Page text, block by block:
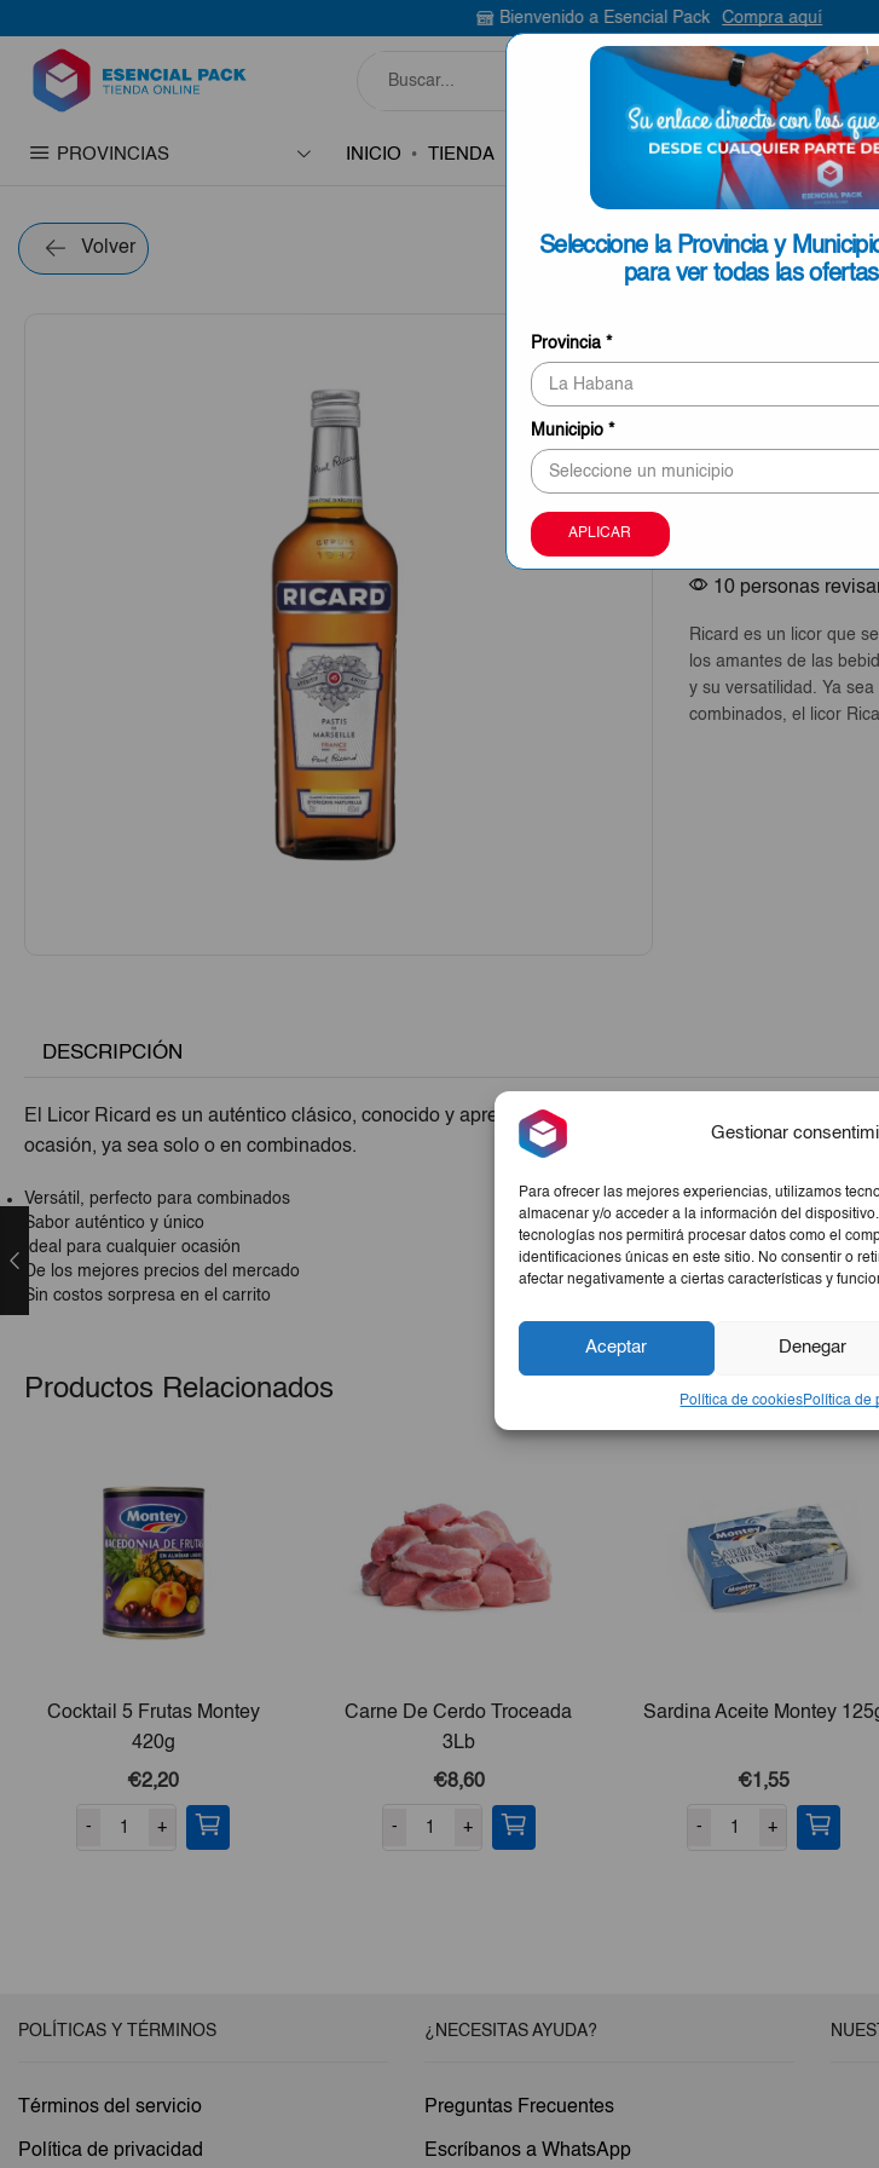
Gestionar
Para ofrecer las mejores experiencias, utilizamos
almacenar y/o acceder a la información del
tecnologías nos permitirá procesar datos como el
identificaciones únicas en este sitio. No consentir o
afectar negativamente a ciertas características y
Aceptar Denegar
Política de cookiesPolítica de
Seleccione la Provincia y
para ver todas las
Provincia *
Municipio *
APLICAR
Bienvenido a Esencial Pack Compra aquí
SEARCH
INPUT
PROVINCIAS INICIO TIENDA
Volver
€14,60
Licor
70cl
cantidad
10 personas
Ricard es un licor que
los amantes de las
y su versatilidad. Ya
combinados, el licor
DESCRIPCIÓN
El Licor Ricard es un auténtico clásico, conocido y apreciado por su sabor único y su versatilidad.
ocasión, ya sea solo o en combinados.
Versátil, perfecto para combinados
Sabor auténtico y único
Ideal para cualquier ocasión
De los mejores precios del mercado
Sin costos sorpresa en el carrito
Productos Relacionados
Cocktail 5 Frutas Montey
420g
€2,20
- +
Carne De Cerdo Troceada
3Lb
€8,60
- +
Sardina Aceite Montey
€1,55
- +
POLÍTICAS Y TÉRMINOS
Términos del servicio
Política de privacidad
¿NECESITAS AYUDA?
Preguntas Frecuentes
Escríbanos a WhatsApp